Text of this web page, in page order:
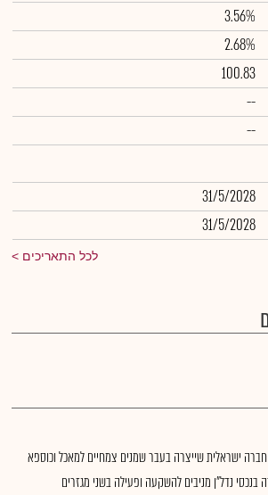
3.56%
2.68%
100.83
--
--
31/5/2028
31/5/2028
לכל התאריכים
ישראלית שייצרה בעבר שמנים צמחיים למאכל וכוספא
בנכסי נדל"ן מניבים להשקעה ופעילה בשני מגזרים